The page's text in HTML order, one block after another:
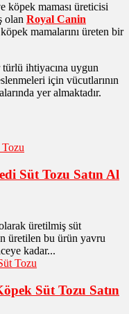
köpek maması üreticisi
olan Royal Canin
mamalarını üreten bir
ihtiyacına uygun
için vücutlarının
yer almaktadır.
Süt Tozu Satın Al
üretilmiş süt
üretilen bu ürün yavru
kadar...
Süt Tozu Satın